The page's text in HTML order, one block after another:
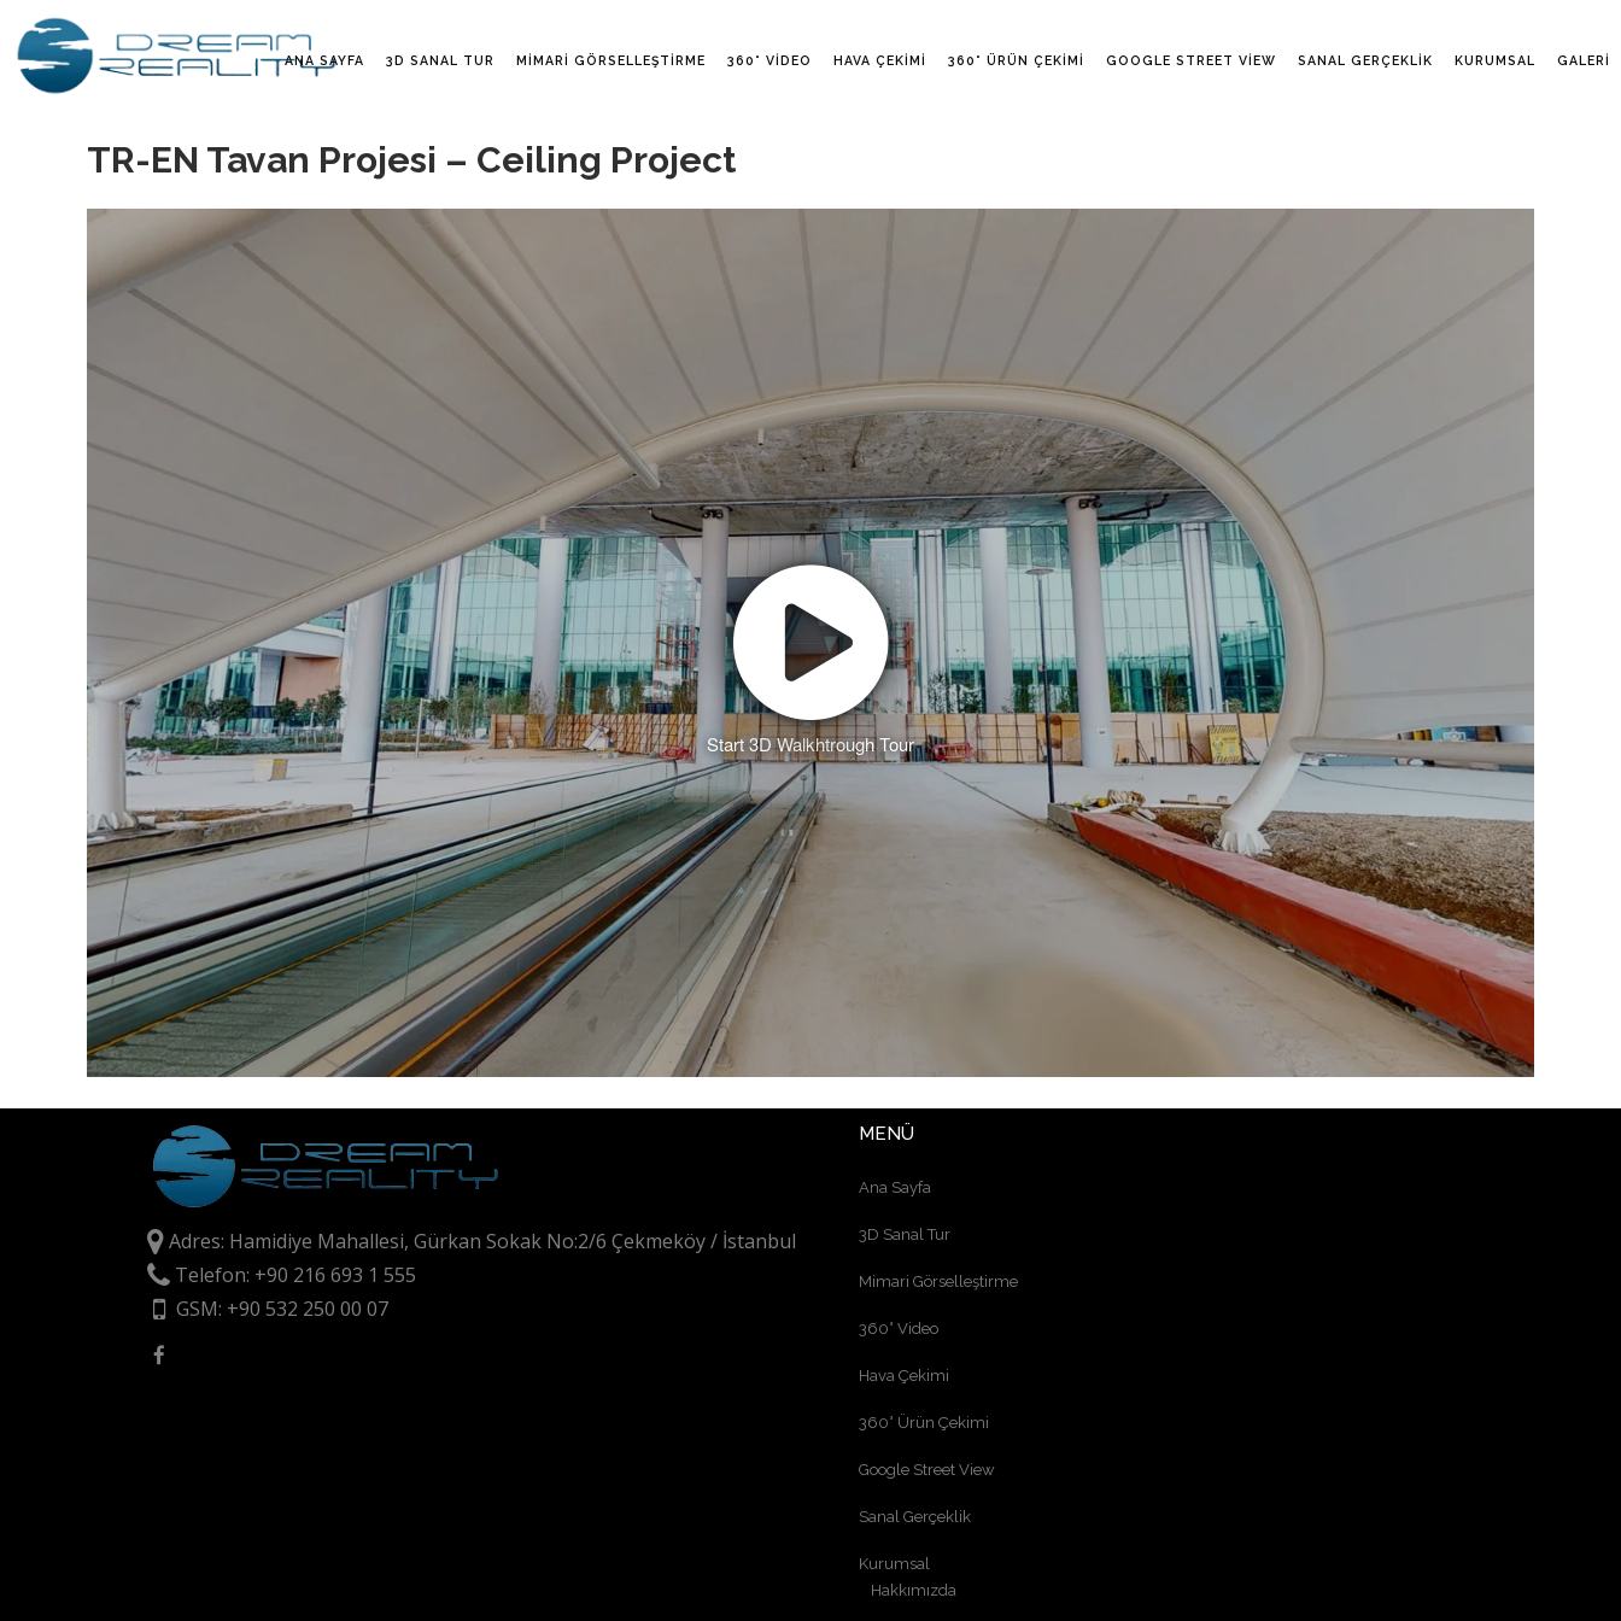
ANA SAYFA 3D SANAL TUR MIMARI GÖRSELLEŞTIRME 360° VIDEO HAVA ÇEKIMI 360° ÜRÜN ÇEKIMI GOOGLE STREET VIEW SANAL GERÇEKLIK KURUMSAL GALERI
TR-EN Tavan Projesi – Ceiling Project
Start 3D Walkhtrough Tour
Adres: Hamidiye Mahallesi, Gürkan Sokak No:2/6 Çekmeköy / İstanbul
Telefon: +90 216 693 1 555
GSM: +90 532 250 00 07
MENÜ
Ana Sayfa
3D Sanal Tur
Mimari Görselleştirme
360° Video
Hava Çekimi
360° Ürün Çekimi
Google Street View
Sanal Gerçeklik
Kurumsal
Hakkımızda